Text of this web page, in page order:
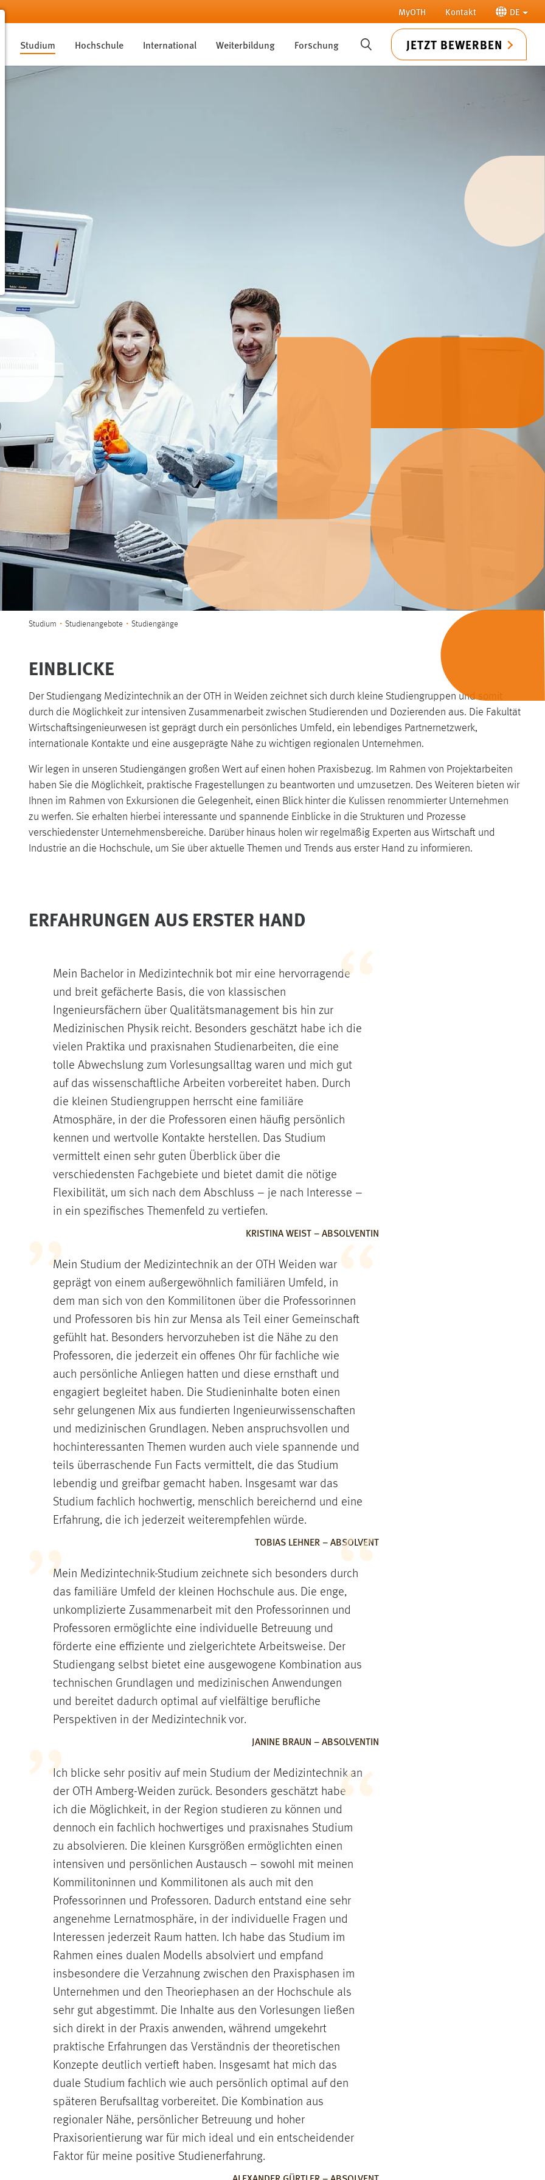
MyOTH Kontakt DE
Studium Hochschule International Weiterbildung Forschung SUCHE JETZT BEWERBEN
Sie sind hier:
Studium Studienangebote Studiengänge
EINBLICKE
Der Studiengang Medizintechnik an der OTH in Weiden zeichnet sich durch kleine Studiengruppen und somit
durch die Möglichkeit zur intensiven Zusammenarbeit zwischen Studierenden und Dozierenden aus. Die Fakultät
Wirtschaftsingenieurwesen ist geprägt durch ein persönliches Umfeld, ein lebendiges Partnernetzwerk,
internationale Kontakte und eine ausgeprägte Nähe zu wichtigen regionalen Unternehmen.
Wir legen in unseren Studiengängen großen Wert auf einen hohen Praxisbezug. Im Rahmen von Projektarbeiten
haben Sie die Möglichkeit, praktische Fragestellungen zu beantworten und umzusetzen. Des Weiteren bieten wir
Ihnen im Rahmen von Exkursionen die Gelegenheit, einen Blick hinter die Kulissen renommierter Unternehmen
zu werfen. Sie erhalten hierbei interessante und spannende Einblicke in die Strukturen und Prozesse
verschiedenster Unternehmensbereiche. Darüber hinaus holen wir regelmäßig Experten aus Wirtschaft und
Industrie an die Hochschule, um Sie über aktuelle Themen und Trends aus erster Hand zu informieren.
ERFAHRUNGEN AUS ERSTER HAND
Mein Bachelor in Medizintechnik bot mir eine hervorragende
und breit gefächerte Basis, die von klassischen
Ingenieursfächern über Qualitätsmanagement bis hin zur
Medizinischen Physik reicht. Besonders geschätzt habe ich die
vielen Praktika und praxisnahen Studienarbeiten, die eine
tolle Abwechslung zum Vorlesungsalltag waren und mich gut
auf das wissenschaftliche Arbeiten vorbereitet haben. Durch
die kleinen Studiengruppen herrscht eine familiäre
Atmosphäre, in der die Professoren einen häufig persönlich
kennen und wertvolle Kontakte herstellen. Das Studium
vermittelt einen sehr guten Überblick über die
verschiedensten Fachgebiete und bietet damit die nötige
Flexibilität, um sich nach dem Abschluss – je nach Interesse –
in ein spezifisches Themenfeld zu vertiefen.
KRISTINA WEIST – ABSOLVENTIN
Mein Studium der Medizintechnik an der OTH Weiden war
geprägt von einem außergewöhnlich familiären Umfeld, in
dem man sich von den Kommilitonen über die Professorinnen
und Professoren bis hin zur Mensa als Teil einer Gemeinschaft
gefühlt hat. Besonders hervorzuheben ist die Nähe zu den
Professoren, die jederzeit ein offenes Ohr für fachliche wie
auch persönliche Anliegen hatten und diese ernsthaft und
engagiert begleitet haben. Die Studieninhalte boten einen
sehr gelungenen Mix aus fundierten Ingenieurwissenschaften
und medizinischen Grundlagen. Neben anspruchsvollen und
hochinteressanten Themen wurden auch viele spannende und
teils überraschende Fun Facts vermittelt, die das Studium
lebendig und greifbar gemacht haben. Insgesamt war das
Studium fachlich hochwertig, menschlich bereichernd und eine
Erfahrung, die ich jederzeit weiterempfehlen würde.
TOBIAS LEHNER – ABSOLVENT
Mein Medizintechnik-Studium zeichnete sich besonders durch
das familiäre Umfeld der kleinen Hochschule aus. Die enge,
unkomplizierte Zusammenarbeit mit den Professorinnen und
Professoren ermöglichte eine individuelle Betreuung und
förderte eine effiziente und zielgerichtete Arbeitsweise. Der
Studiengang selbst bietet eine ausgewogene Kombination aus
technischen Grundlagen und medizinischen Anwendungen
und bereitet dadurch optimal auf vielfältige berufliche
Perspektiven in der Medizintechnik vor.
JANINE BRAUN – ABSOLVENTIN
Ich blicke sehr positiv auf mein Studium der Medizintechnik an
der OTH Amberg-Weiden zurück. Besonders geschätzt habe
ich die Möglichkeit, in der Region studieren zu können und
dennoch ein fachlich hochwertiges und praxisnahes Studium
zu absolvieren. Die kleinen Kursgrößen ermöglichten einen
intensiven und persönlichen Austausch – sowohl mit meinen
Kommilitoninnen und Kommilitonen als auch mit den
Professorinnen und Professoren. Dadurch entstand eine sehr
angenehme Lernatmosphäre, in der individuelle Fragen und
Interessen jederzeit Raum hatten. Ich habe das Studium im
Rahmen eines dualen Modells absolviert und empfand
insbesondere die Verzahnung zwischen den Praxisphasen im
Unternehmen und den Theoriephasen an der Hochschule als
sehr gut abgestimmt. Die Inhalte aus den Vorlesungen ließen
sich direkt in der Praxis anwenden, während umgekehrt
praktische Erfahrungen das Verständnis der theoretischen
Konzepte deutlich vertieft haben. Insgesamt hat mich das
duale Studium fachlich wie auch persönlich optimal auf den
späteren Berufsalltag vorbereitet. Die Kombination aus
regionaler Nähe, persönlicher Betreuung und hoher
Praxisorientierung war für mich ideal und ein entscheidender
Faktor für meine positive Studienerfahrung.